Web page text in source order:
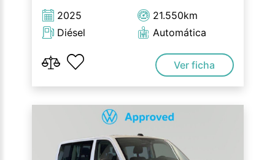
2025
Diésel
21.550km
Automática
Ver ficha